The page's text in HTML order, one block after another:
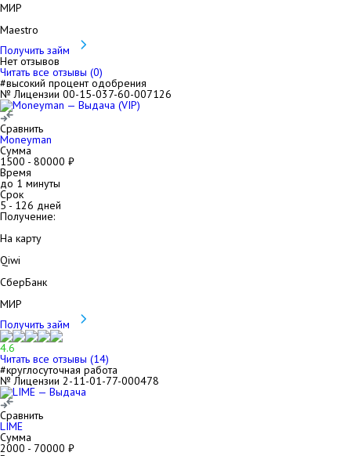
МИР
Maestro
Получить займ
Нет отзывов
Читать все отзывы (0)
#высокий процент одобрения
№ Лицензии 00-15-037-60-007126
Сравнить
Moneyman
Сумма
1500 - 80000 ₽
Время
до 1 минуты
Срок
5- 126 дней
Получение:
На карту
Qiwi
СберБанк
МИР
Получить займ
4.6
Читать все отзывы (14)
#круглосуточная работа
№ Лицензии 2-11-01-77-000478
Сравнить
LIME
Сумма
2000 - 70000 ₽